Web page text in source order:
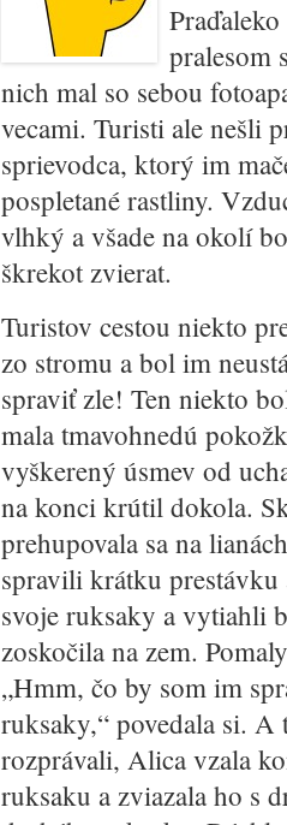
pralesom
nich mal so sebou
vecami. Turisti ale nešli
sprievodca, ktorý im
pospletané rastliny.
vlhký a všade na okolí
škrekot zvierat.
Turistov cestou niekto
zo stromu a bol im
spraviť zle! Ten niekto
mala tmavohnedú
vyškerený úsmev od
na konci krútil dokola.
prehupovala sa na
spravili krátku
svoje ruksaky a vytiahli
zoskočila na zem.
„Hmm, čo by som im
ruksaky,“ povedala si. A
rozprávali, Alica vzala
ruksaku a zviazala ho s